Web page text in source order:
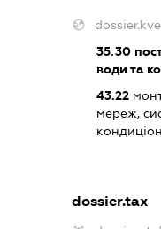
35.30
води та
43.22
мереж,
dossier.tax